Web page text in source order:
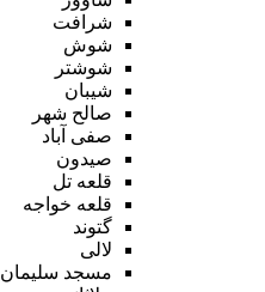
شرافت
شوش
شوشتر
شیبان
صالح شهر
صفی آباد
صیدون
قلعه تل
قلعه خواجه
گتوند
لالی
مسجد سلیمان